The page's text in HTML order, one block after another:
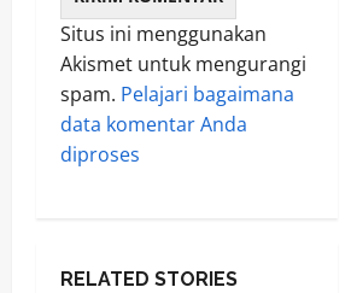
Situs ini menggunakan
Akismet untuk mengurangi
spam. Pelajari bagaimana
data komentar Anda
diproses
RELATED STORIES